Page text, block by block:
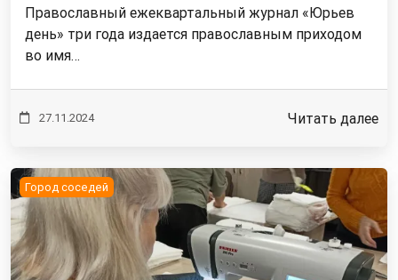
Православный ежеквартальный журнал «Юрьев
день» три года издается православным приходом
во имя…
27.11.2024 Читать далее
Город соседей